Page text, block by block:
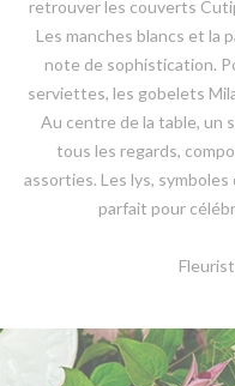
retrouver les couverts
Les manches blancs et la
note de sophistication.
serviettes, les gobelets
Au centre de la table, un
tous les regards,
assorties. Les lys,
parfait pour